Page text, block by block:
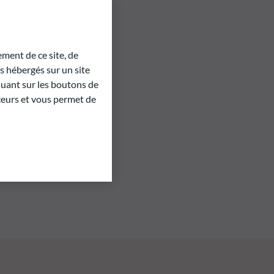
de ce site, de
hébergés sur un site
sur les boutons de
et vous permet de